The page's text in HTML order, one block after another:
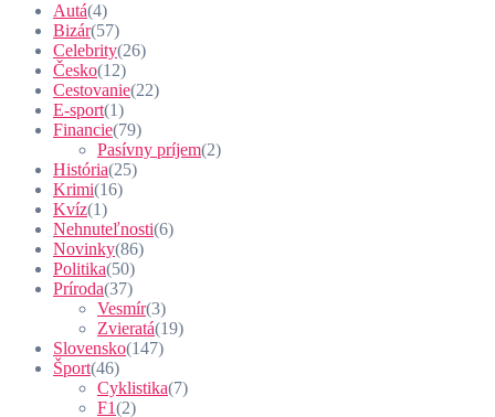
Autá(4)
Bizár(57)
Celebrity(26)
Česko(12)
Cestovanie(22)
E-sport(1)
Financie(79)
Pasívny príjem(2)
História(25)
Krimi(16)
Kvíz(1)
Nehnuteľnosti(6)
Novinky(86)
Politika(50)
Príroda(37)
Vesmír(3)
Zvieratá(19)
Slovensko(147)
Šport(46)
Cyklistika(7)
F1(2)